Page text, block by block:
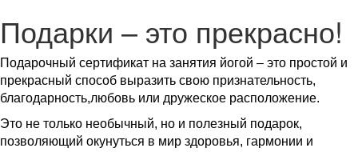
Подарки – это прекрасно!
Подарочный сертификат на занятия йогой – это простой и
прекрасный способ выразить свою признательность,
благодарность,любовь или дружеское расположение.
Это не только необычный, но и полезный подарок,
позволяющий окунуться в мир здоровья, гармонии и